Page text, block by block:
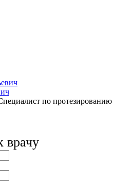
по протезированию
врачу